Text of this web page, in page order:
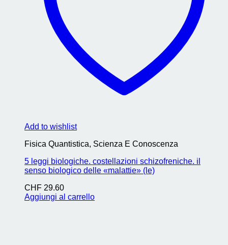
Add to wishlist
Fisica Quantistica, Scienza E Conoscenza
5 leggi biologiche. costellazioni schizofreniche. il
senso biologico delle «malattie» (le)
CHF 29.60
Aggiungi al carrello